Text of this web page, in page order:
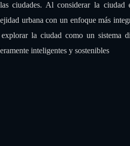
de CIM no solo optimiza la
ciudades. Al considerar la
urbana con un enfoque más
la ciudad como un sistema